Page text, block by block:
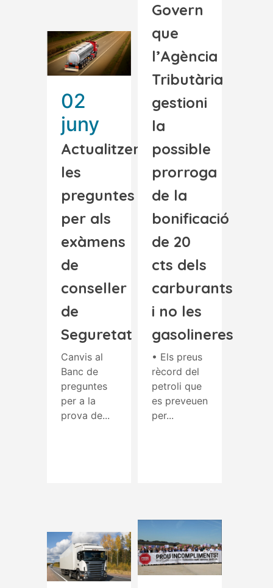
02
juny
Actualitzen
les
preguntes
per als
exàmens
de
conseller
de
Seguretat
Canvis al
Banc de
preguntes
per a la
prova de...
Govern
que
l’Agència
Tributària
gestioni
la
possible
prorroga
de la
bonificació
de 20
cts dels
carburants
i no les
gasolineres
• Els preus
rècord del
petroli que
es preveuen
per...